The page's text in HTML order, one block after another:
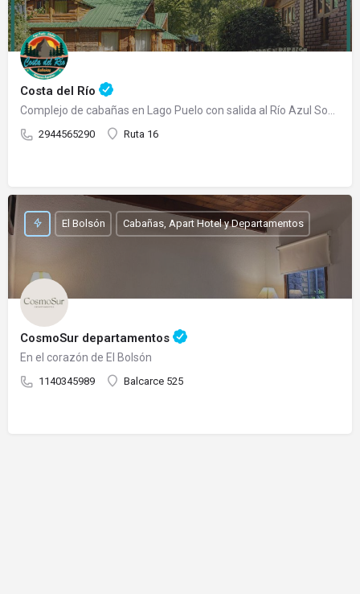
Costa del Río
2944565290 Ruta 16
CosmoSur departamentos
En el corazón de El Bolsón
1140345989 Balcarce 525
El Bolsón Cabañas, Apart Hotel y Departamentos